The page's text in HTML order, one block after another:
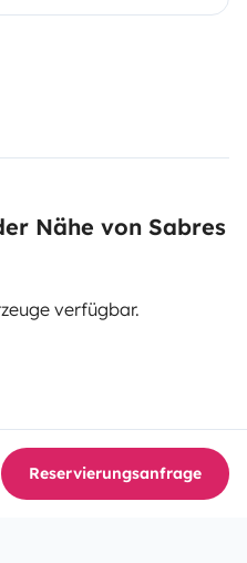
Nähe von Sabres
verfügbar.
Reservierungsanfrage